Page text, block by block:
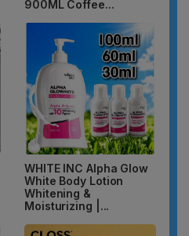
900ML Coffee...
WHITE INC Alpha Glow
White Body Lotion
Whitening &
Moisturizing |...